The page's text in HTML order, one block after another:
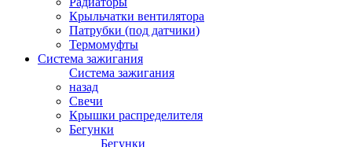
Крыльчатки вентилятора
Патрубки (под датчики)
Термомуфты
Система зажигания
Система зажигания
назад
Свечи
Крышки распределителя
Бегунки
Бегунки